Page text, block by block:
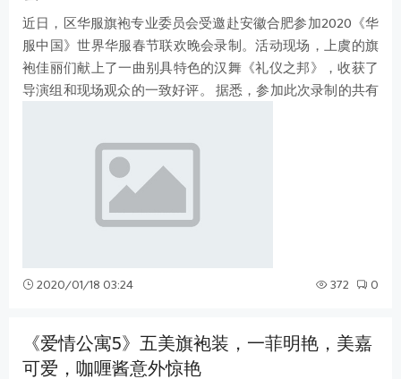
近日，区华服旗袍专业委员会受邀赴安徽合肥参加2020《华
服中国》世界华服春节联欢晚会录制。活动现场，上虞的旗
袍佳丽们献上了一曲别具特色的汉舞《礼仪之邦》，收获了
导演组和现场观众的一致好评。 据悉，参加此次录制的共有
2020/01/18 03:24 372 0
《爱情公寓5》五美旗袍装，一菲明艳，美嘉
可爱，咖喱酱意外惊艳